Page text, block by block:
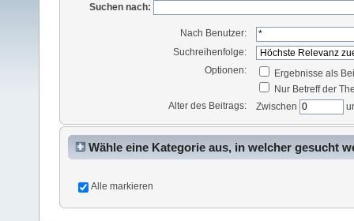
Suchen nach:
Nach Benutzer:
Suchreihenfolge:
Optionen:
Ergebnisse als
Nur Betreff der
Alter des Beitrags:
Zwischen
Wähle eine Kategorie aus, in welcher gesucht
Alle markieren